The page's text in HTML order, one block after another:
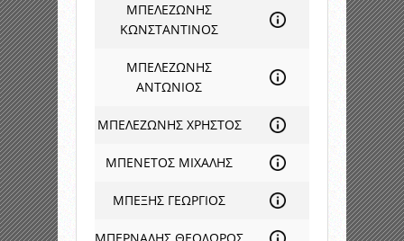
ΜΠΕΛΕΖΩΝΗΣ
ΚΩΝΣΤΑΝΤΙΝΟΣ
ΜΠΕΛΕΖΩΝΗΣ
ΑΝΤΩΝΙΟΣ
ΜΠΕΛΕΖΩΝΗΣ ΧΡΗΣΤΟΣ
ΜΠΕΝΕΤΟΣ ΜΙΧΑΛΗΣ
ΜΠΕΞΗΣ ΓΕΩΡΓΙΟΣ